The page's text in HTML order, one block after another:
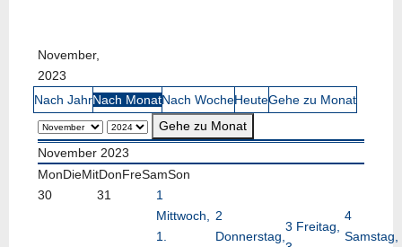
November,
2023
Nach JahrNach MonatNach WocheHeuteGehe zu Monat
Gehe zu Monat
November 2023
MonDieMitDonFreSamSon
30
31
1
Mittwoch,
1.
2
Donnerstag,
3 Freitag,
4
Samstag,